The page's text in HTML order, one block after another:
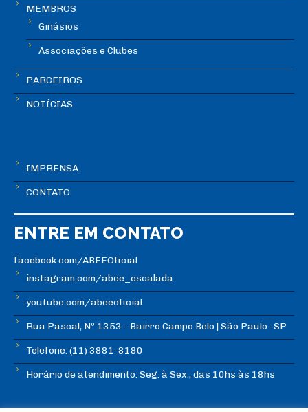
MEMBROS
Ginásios
Associações e Clubes
PARCEIROS
NOTÍCIAS
IMPRENSA
CONTATO
ENTRE EM CONTATO
facebook.com/ABEEOficial
instagram.com/abee_escalada
youtube.com/abeeoficial
Rua Pascal, Nº 1353 - Bairro Campo Belo | São Paulo -SP
Telefone: (11) 3881-8180
Horário de atendimento: Seg. à Sex., das 10hs às 18hs